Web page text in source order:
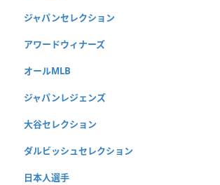
ジャパンセレクション
アワードウィナーズ
オールMLB
ジャパンレジェンズ
大谷セレクション
ダルビッシュセレクション
日本人選手